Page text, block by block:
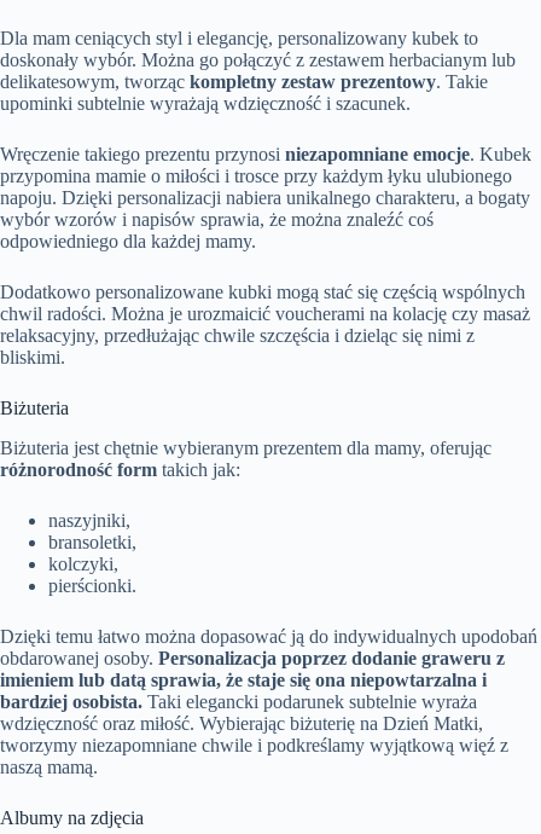
Dla mam ceniących styl i elegancję, personalizowany kubek to
doskonały wybór. Można go połączyć z zestawem herbacianym lub
delikatesowym, tworząc kompletny zestaw prezentowy. Takie
upominki subtelnie wyrażają wdzięczność i szacunek.
Wręczenie takiego prezentu przynosi niezapomniane emocje. Kubek
przypomina mamie o miłości i trosce przy każdym łyku ulubionego
napoju. Dzięki personalizacji nabiera unikalnego charakteru, a bogaty
wybór wzorów i napisów sprawia, że można znaleźć coś
odpowiedniego dla każdej mamy.
Dodatkowo personalizowane kubki mogą stać się częścią wspólnych
chwil radości. Można je urozmaicić voucherami na kolację czy masaż
relaksacyjny, przedłużając chwile szczęścia i dzieląc się nimi z
bliskimi.
Biżuteria
Biżuteria jest chętnie wybieranym prezentem dla mamy, oferując
różnorodność form takich jak:
naszyjniki,
bransoletki,
kolczyki,
pierścionki.
Dzięki temu łatwo można dopasować ją do indywidualnych upodobań
obdarowanej osoby. Personalizacja poprzez dodanie graweru z
imieniem lub datą sprawia, że staje się ona niepowtarzalna i
bardziej osobista. Taki elegancki podarunek subtelnie wyraża
wdzięczność oraz miłość. Wybierając biżuterię na Dzień Matki,
tworzymy niezapomniane chwile i podkreślamy wyjątkową więź z
naszą mamą.
Albumy na zdjęcia